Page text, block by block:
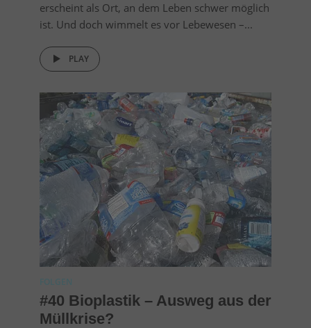
erscheint als Ort, an dem Leben schwer möglich
ist. Und doch wimmelt es vor Lebewesen –...
PLAY
FOLGEN
#40 Bioplastik – Ausweg aus der
Müllkrise?